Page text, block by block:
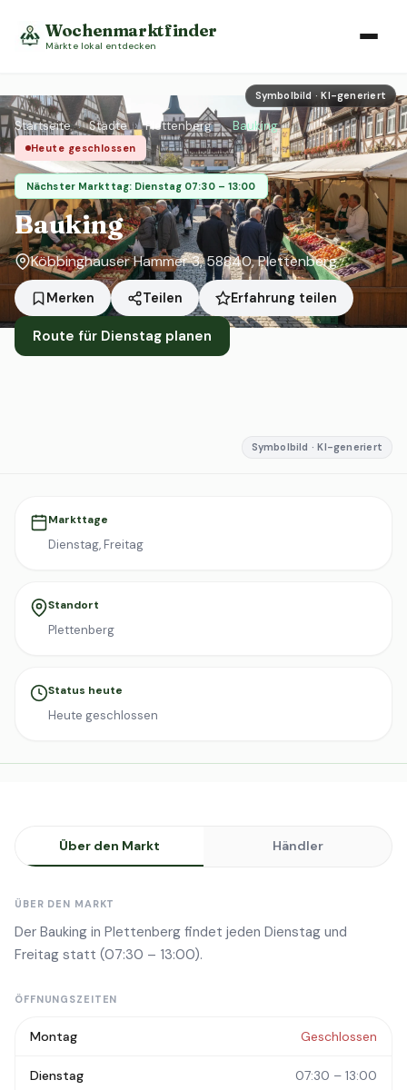
Wochenmarktfinder
Märkte lokal entdecken
Symbolbild · KI-generiert
Startseite › Städte › Plettenberg › Bauking
Heute geschlossen
Nächster Markttag: Dienstag 07:30 – 13:00
Bauking
Köbbinghauser Hammer 3, 58840, Plettenberg
Merken Teilen Erfahrung teilen
Route für Dienstag planen
Symbolbild · KI-generiert
Markttage
Dienstag, Freitag
Standort
Plettenberg
Status heute
Heute geschlossen
Über den Markt Händler
ÜBER DEN MARKT
Der Bauking in Plettenberg findet jeden Dienstag und
Freitag statt (07:30 – 13:00).
ÖFFNUNGSZEITEN
Montag Geschlossen
Dienstag 07:30 – 13:00